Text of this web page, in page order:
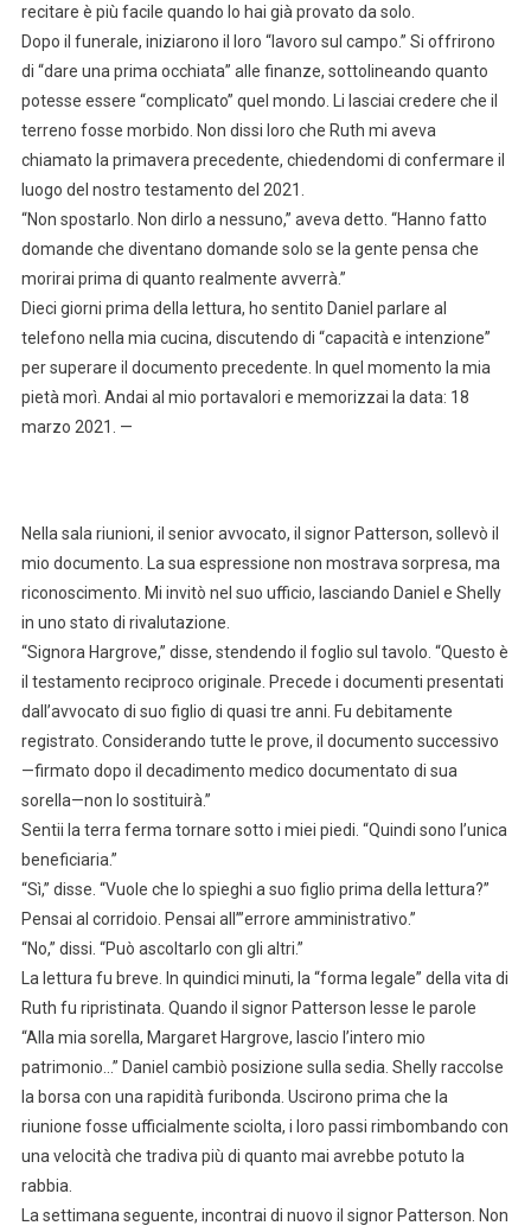
recitare è più facile quando lo hai già provato da solo.
Dopo il funerale, iniziarono il loro “lavoro sul campo.” Si offrirono
di “dare una prima occhiata” alle finanze, sottolineando quanto
potesse essere “complicato” quel mondo. Li lasciai credere che il
terreno fosse morbido. Non dissi loro che Ruth mi aveva
chiamato la primavera precedente, chiedendomi di confermare il
luogo del nostro testamento del 2021.
“Non spostarlo. Non dirlo a nessuno,” aveva detto. “Hanno fatto
domande che diventano domande solo se la gente pensa che
morirai prima di quanto realmente avverrà.”
Dieci giorni prima della lettura, ho sentito Daniel parlare al
telefono nella mia cucina, discutendo di “capacità e intenzione”
per superare il documento precedente. In quel momento la mia
pietà morì. Andai al mio portavalori e memorizzai la data: 18
marzo 2021. —
Nella sala riunioni, il senior avvocato, il signor Patterson, sollevò il
mio documento. La sua espressione non mostrava sorpresa, ma
riconoscimento. Mi invitò nel suo ufficio, lasciando Daniel e Shelly
in uno stato di rivalutazione.
“Signora Hargrove,” disse, stendendo il foglio sul tavolo. “Questo è
il testamento reciproco originale. Precede i documenti presentati
dall’avvocato di suo figlio di quasi tre anni. Fu debitamente
registrato. Considerando tutte le prove, il documento successivo
—firmato dopo il decadimento medico documentato di sua
sorella—non lo sostituirà.”
Sentii la terra ferma tornare sotto i miei piedi. “Quindi sono l’unica
beneficiaria.”
“Sì,” disse. “Vuole che lo spieghi a suo figlio prima della lettura?”
Pensai al corridoio. Pensai all’”errore amministrativo.”
“No,” dissi. “Può ascoltarlo con gli altri.”
La lettura fu breve. In quindici minuti, la “forma legale” della vita di
Ruth fu ripristinata. Quando il signor Patterson lesse le parole
“Alla mia sorella, Margaret Hargrove, lascio l’intero mio
patrimonio…” Daniel cambiò posizione sulla sedia. Shelly raccolse
la borsa con una rapidità furibonda. Uscirono prima che la
riunione fosse ufficialmente sciolta, i loro passi rimbombando con
una velocità che tradiva più di quanto mai avrebbe potuto la
rabbia.
La settimana seguente, incontrai di nuovo il signor Patterson. Non